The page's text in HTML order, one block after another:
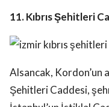
11. Kıbrıs Şehitleri
Alsancak, Kordon’un
Şehitleri Caddesi,